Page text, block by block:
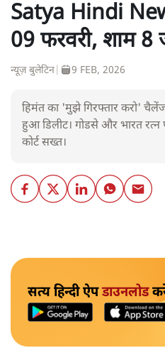
Satya Hindi
09 फरवरी, शाम
न्यूज़ बुलेटिन 9 FEB, 2026
हिमंत का 'मुझे गिरफ्तार करो'
हुआ डिलीट। गोडसे और भारत रत्न
कोर्ट सख्त।
सत्य हिन्दी ऐपडाउनलोड